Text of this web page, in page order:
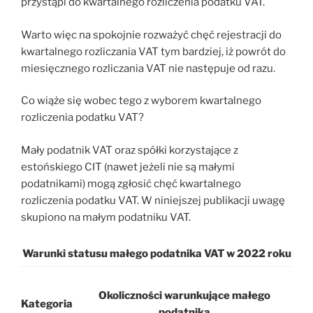
Warto więc na spokojnie rozważyć chęć rejestracji do
kwartalnego rozliczania VAT tym bardziej, iż powrót do
miesięcznego rozliczania VAT nie następuje od razu.
Co wiąże się wobec tego z wyborem kwartalnego
rozliczenia podatku VAT?
Mały podatnik VAT oraz spółki korzystające z
estońskiego CIT (nawet jeżeli nie są małymi
podatnikami) mogą zgłosić chęć kwartalnego
rozliczenia podatku VAT. W niniejszej publikacji uwagę
skupiono na małym podatniku VAT.
Warunki statusu małego podatnika VAT w 2022 roku
Kategoria
Okoliczności warunkujące małego